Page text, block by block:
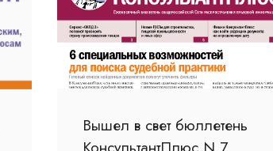
Вышел в свет бюллетень